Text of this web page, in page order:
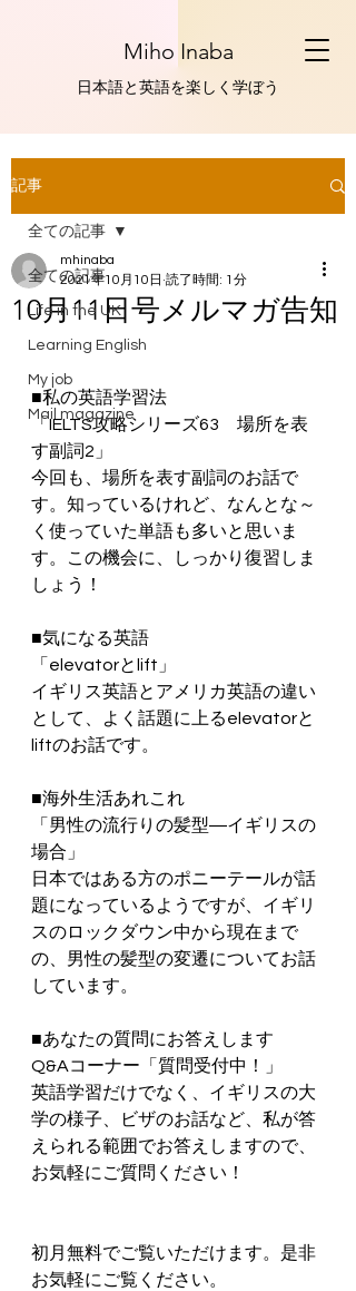
Miho Inaba
​日本語と英語を楽しく学ぼう
記事
全ての記事
Life in the UK
Learning English
My job
Mail magazine
全ての記事
10月11日号メルマガ告知
mhinaba
2021年10月10日 読了時間: 1分
■私の英語学習法
「IELTS攻略シリーズ63　場所を表
す副詞2」
今回も、場所を表す副詞のお話で
す。知っているけれど、なんとな～
く使っていた単語も多いと思いま
す。この機会に、しっかり復習しま
しょう！
■気になる英語
「elevatorとlift」
イギリス英語とアメリカ英語の違い
として、よく話題に上るelevatorと
liftのお話です。
■海外生活あれこれ
「男性の流行りの髪型―イギリスの
場合」
日本ではある方のポニーテールが話
題になっているようですが、イギリ
スのロックダウン中から現在まで
の、男性の髪型の変遷についてお話
しています。
■あなたの質問にお答えします
Q&Aコーナー「質問受付中！」
英語学習だけでなく、イギリスの大
学の様子、ビザのお話など、私が答
えられる範囲でお答えしますので、
お気軽にご質問ください！
初月無料でご覧いただけます。是非
お気軽にご覧ください。